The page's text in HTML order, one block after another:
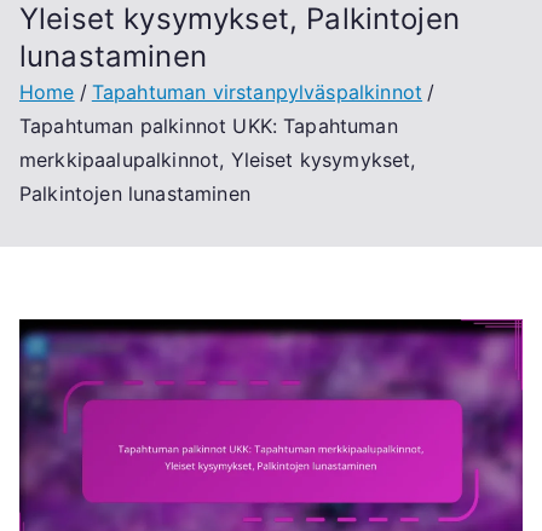
Yleiset kysymykset, Palkintojen
lunastaminen
Home
Tapahtuman virstanpylväspalkinnot
Tapahtuman palkinnot UKK: Tapahtuman
merkkipaalupalkinnot, Yleiset kysymykset,
Palkintojen lunastaminen